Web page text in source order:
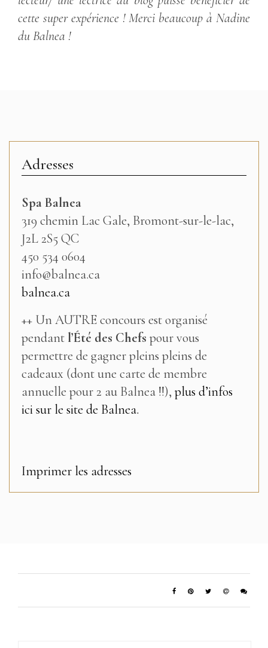
cette super expérience ! Merci beaucoup à Nadine
du Balnea !
Adresses
Spa Balnea
319 chemin Lac Gale, Bromont-sur-le-lac,
J2L 2S5 QC
450 534 0604
info@balnea.ca
balnea.ca
++ Un AUTRE concours est organisé
pendant l’Été des Chefspour vous
permettre de gagner pleins pleins de
cadeaux (dont une carte de membre
annuelle pour 2 au Balnea !!),plus d’infos
ici sur le site de Balnea.
Imprimer les adresses